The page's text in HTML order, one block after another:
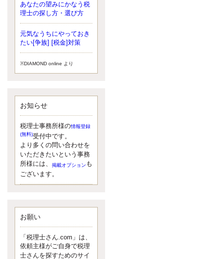
ログ
平成２７年１月１日以降開始の相続
より、相続税の基礎控除額（相続税
が課税されない遺産の上限額）が縮
小されたため、お亡くなりになった
更新:2017年5月1日(大阪市中央区)
---------------------
湘南のぽっちゃり女性税理士
松村文子と湘南ＢＵ
また最近、税理士試験のご相談を受
けることおおくなりました。受験申
し込み受け付け開始になるからです
ね。勉強したが、中途半端なので、
受験が無駄に思っている人もいるよ
うです。まず、私ならダメと思う前
に、全力で勝負してみたいです！
更新:2017年5月1日(神奈川県藤沢市)
---------------------
イクメン税理士による税金ブ
ログです。
なくて七クセ 目は口ほどにモノを言
う 色んなことわざがありますが、無
意識に出ている身体のサイン。 心理
学では、ちゃんと意味があるようで
あなたの望みにかなう税
理士の探し方・選び方
元気なうちにやっておき
たい[争族] [税金]対策
※DIAMOND online より
お知らせ
税理士事務所様の情報登録
(無料)受付中です。
より多くの問い合わせを
いただきたいという事務
所様には、
掲載オプション も
ございます。
お願い
「税理士さん.com」は、
依頼主様がご自身で税理
士さんを探すためのサイ